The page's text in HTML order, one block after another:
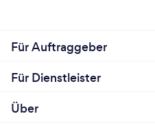
Für Auftraggeber
Für Dienstleister
Über